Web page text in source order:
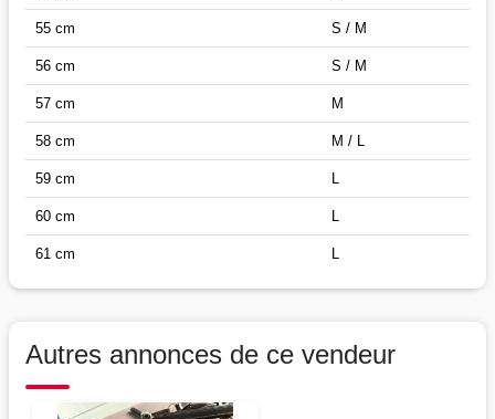
55 cm S / M
56 cm S / M
57 cm M
58 cm M / L
59 cm L
60 cm L
61 cm L
Autres annonces de ce vendeur